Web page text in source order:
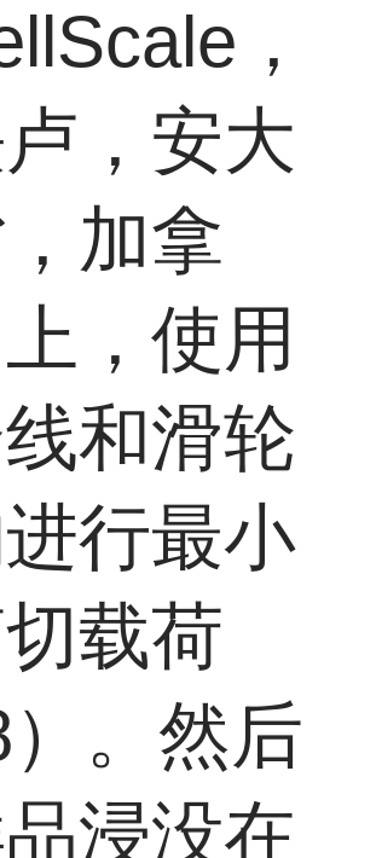
，
，安大
加拿
，使用
和滑轮
行最小
载荷
）。然后
浸没在